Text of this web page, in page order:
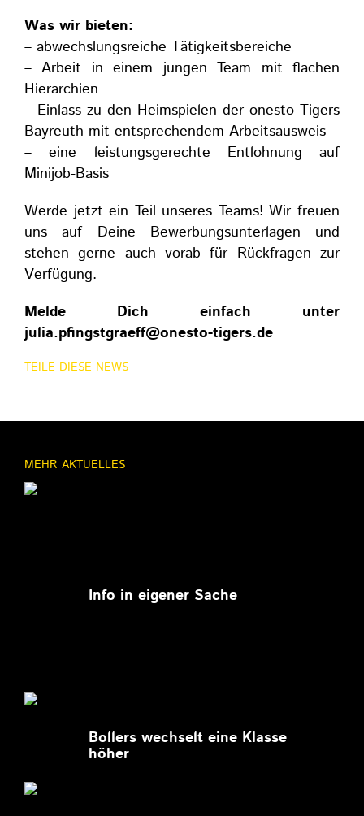
Was wir bieten:
– abwechslungsreiche Tätigkeitsbereiche
– Arbeit in einem jungen Team mit flachen
Hierarchien
– Einlass zu den Heimspielen der onesto Tigers
Bayreuth mit entsprechendem Arbeitsausweis
– eine leistungsgerechte Entlohnung auf
Minijob-Basis
Werde jetzt ein Teil unseres Teams! Wir freuen
uns auf Deine Bewerbungsunterlagen und
stehen gerne auch vorab für Rückfragen zur
Verfügung.
Melde Dich einfach unter
julia.pfingstgraeff@onesto-tigers.de
TEILE DIESE NEWS
MEHR AKTUELLES
Info in eigener Sache
Bollers wechselt eine Klasse
höher